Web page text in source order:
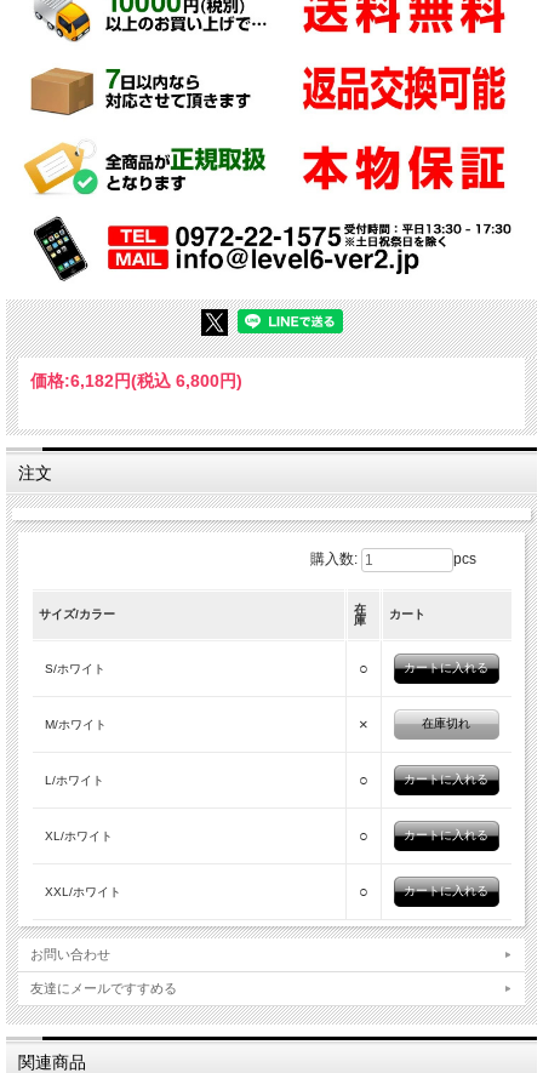
価格:6,182円(税込 6,800円)
注文
購入数: pcs
サイズ/カラー
在
庫
カート
S/ホワイト ○
M/ホワイト × 在庫切れ
L/ホワイト ○
XL/ホワイト ○
XXL/ホワイト ○
お問い合わせ
友達にメールですすめる
関連商品